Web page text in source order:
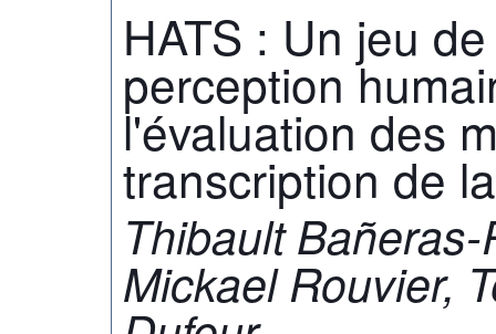
HATS : Un jeu
perception
l'évaluation des
transcription de
Thibault
Mickael Rouvier,